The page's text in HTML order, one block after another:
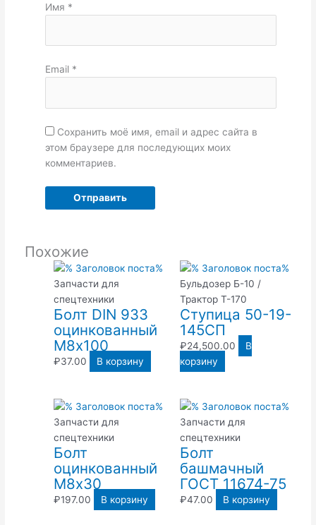
Имя *
Email *
Сохранить моё имя, email и адрес сайта в
этом браузере для последующих моих
комментариев.
Похожие
Запчасти для
спецтехники
Болт DIN 933
оцинкованный
М8х100
₽37.00 В корзину
Бульдозер Б-10 /
Трактор Т-170
Ступица 50-19-
145СП
₽24,500.00
В
корзину
Запчасти для
спецтехники
Болт
оцинкованный
М8х30
₽197.00 В корзину
Запчасти для
спецтехники
Болт
башмачный
ГОСТ 11674-75
₽47.00 В корзину